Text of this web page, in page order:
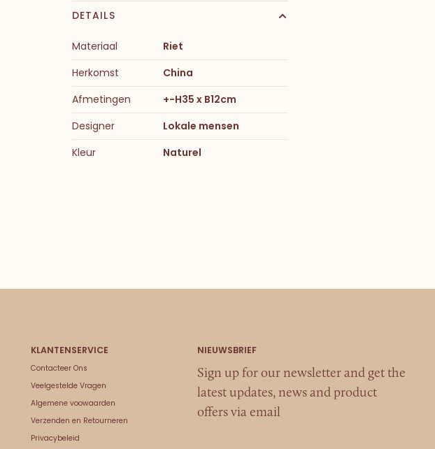
DETAILS
Materiaal
Riet
Herkomst
China
Afmetingen
+-H35 x B12cm
Designer
Lokale mensen
Kleur
Naturel
Contacteer Ons
Veelgestelde Vragen
Algemene voowaarden
Verzenden en Retourneren
Privacybeleid
Sign up for our newsletter and get the
latest updates, news and product
offers via email